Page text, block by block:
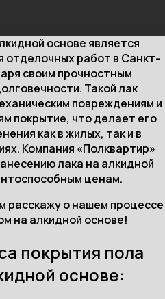
основе является
отделочных работ в Санкт-
своим прочностным
Такой лак
повреждениям и
покрытие, что делает его
как в жилых, так и в
Компания «Полквартир»
лака на алкидной
ценам.
расскажу о нашем процессе
на алкидной основе!
покрытия пола
основе: